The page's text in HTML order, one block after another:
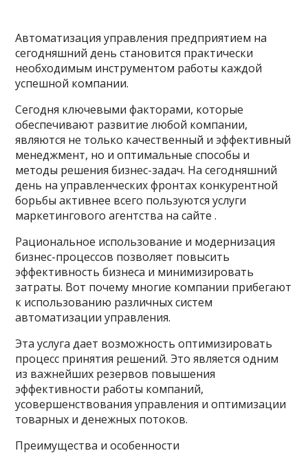
Автоматизация управления предприятием на
сегодняшний день становится практически
необходимым инструментом работы каждой
успешной компании.
Сегодня ключевыми факторами, которые
обеспечивают развитие любой компании,
являются не только качественный и эффективный
менеджмент, но и оптимальные способы и
методы решения бизнес-задач. На сегодняшний
день на управленческих фронтах конкурентной
борьбы активнее всего пользуются услуги
маркетингового агентства на сайте.
Рациональное использование и модернизация
бизнес-процессов позволяет повысить
эффективность бизнеса и минимизировать
затраты. Вот почему многие компании прибегают
к использованию различных систем
автоматизации управления.
Эта услуга дает возможность оптимизировать
процесс принятия решений. Это является одним
из важнейших резервов повышения
эффективности работы компаний,
усовершенствования управления и оптимизации
товарных и денежных потоков.
Преимущества и особенности